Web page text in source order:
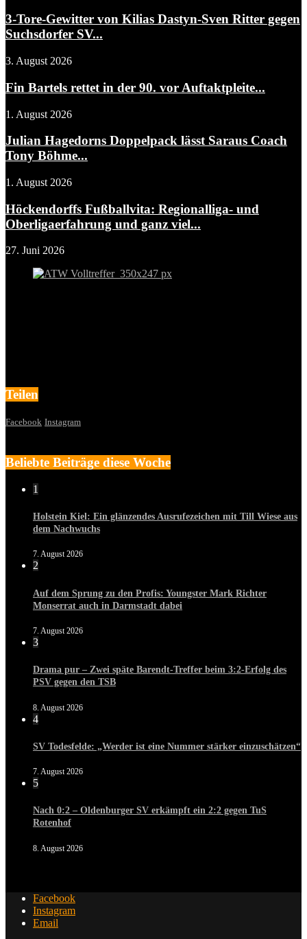
3-Tore-Gewitter von Kilias Dastyn-Sven Ritter gegen
Suchsdorfer SV...
3. August 2026
Fin Bartels rettet in der 90. vor Auftaktpleite...
1. August 2026
Julian Hagedorns Doppelpack lässt Saraus Coach
Tony Böhme...
1. August 2026
Höckendorffs Fußballvita: Regionalliga- und
Oberligaerfahrung und ganz viel...
27. Juni 2026
Teilen
Facebook Instagram
Beliebte Beiträge diese Woche
1
Holstein Kiel: Ein glänzendes Ausrufezeichen mit Till Wiese aus
dem Nachwuchs
7. August 2026
2
Auf dem Sprung zu den Profis: Youngster Mark Richter
Monserrat auch in Darmstadt dabei
7. August 2026
3
Drama pur – Zwei späte Barendt-Treffer beim 3:2-Erfolg des
PSV gegen den TSB
8. August 2026
4
SV Todesfelde: „Werder ist eine Nummer stärker einzuschätzen“
7. August 2026
5
Nach 0:2 – Oldenburger SV erkämpft ein 2:2 gegen TuS
Rotenhof
8. August 2026
Facebook
Instagram
Email